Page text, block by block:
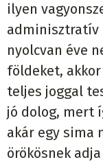
ilyen
adminisztratív
nyolcvan éve
földeket,
teljes joggal
jó dolog, mert
akár egy sima
örökösnek